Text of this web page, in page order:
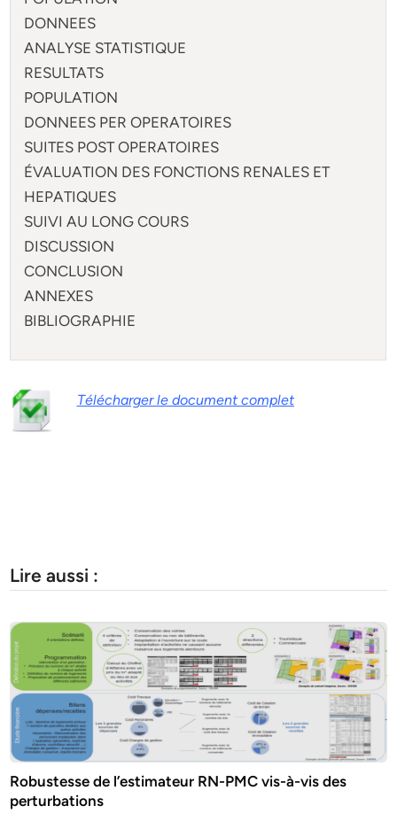
DONNEES
ANALYSE STATISTIQUE
RESULTATS
POPULATION
DONNEES PER OPERATOIRES
SUITES POST OPERATOIRES
ÉVALUATION DES FONCTIONS RENALES ET
HEPATIQUES
SUIVI AU LONG COURS
DISCUSSION
CONCLUSION
ANNEXES
BIBLIOGRAPHIE
Télécharger le document complet
Lire aussi :
Robustesse de l’estimateur RN-PMC vis-à-vis des
perturbations